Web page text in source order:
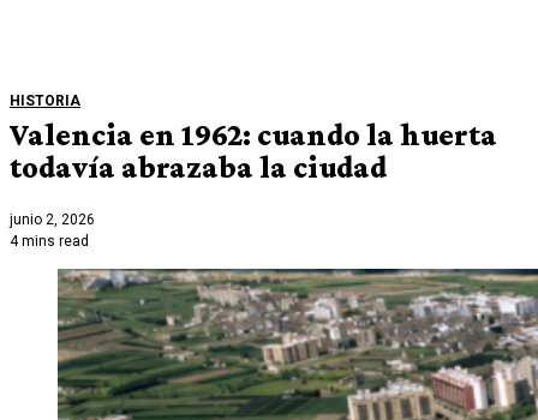
HISTORIA
Valencia en 1962: cuando la huerta
todavía abrazaba la ciudad
junio 2, 2026
4 mins read